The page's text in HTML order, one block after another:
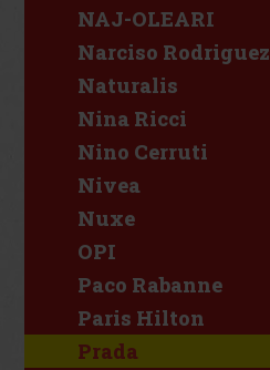
NAJ-OLEARI
Narciso Rodriguez
Naturalis
Nina Ricci
Nino Cerruti
Nivea
Nuxe
OPI
Paco Rabanne
Paris Hilton
Prada